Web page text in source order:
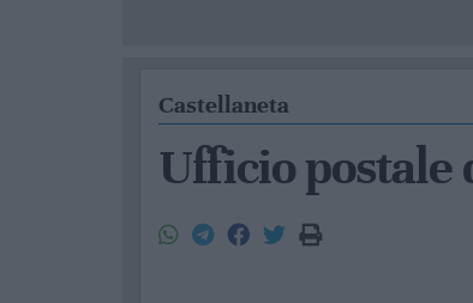
Castellaneta
Ufficio postale